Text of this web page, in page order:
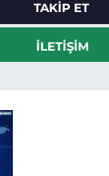
TAKIP ET
İLETIŞIM